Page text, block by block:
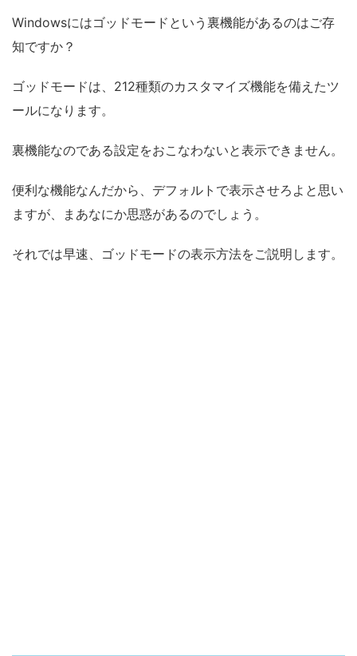
Windowsにはゴッドモードという裏機能があるのはご存
知ですか？
ゴッドモードは、212種類のカスタマイズ機能を備えたツ
ールになります。
裏機能なのである設定をおこなわないと表示できません。
便利な機能なんだから、デフォルトで表示させろよと思い
ますが、まあなにか思惑があるのでしょう。
それでは早速、ゴッドモードの表示方法をご説明します。